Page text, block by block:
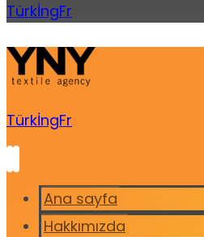
TürkİngFr
TürkİngFr
Ana sayfa
Hakkımızda